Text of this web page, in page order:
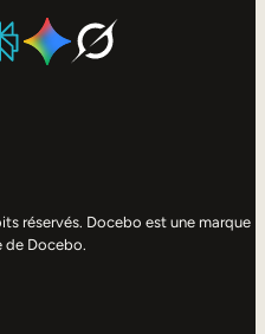
réservés. Docebo est une marque
de Docebo.